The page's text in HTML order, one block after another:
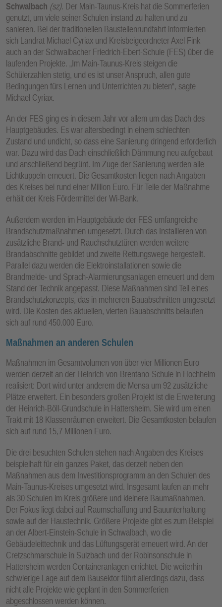
Schwalbach (sz). Der Main-Taunus-Kreis hat die Sommerferien
genutzt, um viele seiner Schulen instand zu halten und zu
sanieren. Bei der traditionellen Baustellenrundfahrt informierten
sich Landrat Michael Cyriax und Kreisbeigeordneter Axel Fink
auch an der Schwalbacher Friedrich-Ebert-Schule (FES) über die
laufenden Projekte. „Im Main-Taunus-Kreis steigen die
Schülerzahlen stetig, und es ist unser Anspruch, allen gute
Bedingungen fürs Lernen und Unterrichten zu bieten“, sagte
Michael Cyriax.
An der FES ging es in diesem Jahr vor allem um das Dach des
Hauptgebäudes. Es war altersbedingt in einem schlechten
Zustand und undicht, so dass eine Sanierung dringend erforderlich
war. Dazu wird das Dach einschließlich Dämmung neu aufgebaut
und anschließend begrünt. Im Zuge der Sanierung werden alle
Lichtkuppeln erneuert. Die Gesamtkosten liegen nach Angaben
des Kreises bei rund einer Million Euro. Für Teile der Maßnahme
erhält der Kreis Fördermittel der Wi-Bank.
Außerdem werden im Hauptgebäude der FES umfangreiche
Brandschutzmaßnahmen umgesetzt. Durch das Installieren von
zusätzliche Brand‐ und Rauchschutztüren werden weitere
Brandabschnitte gebildet und zweite Rettungswege hergestellt.
Parallel dazu werden die Elektroinstallationen sowie die
Brandmelde‐ und Sprach‐Alarmierungsanlagen erneuert und dem
Stand der Technik angepasst. Diese Maßnahmen sind Teil eines
Brandschutzkonzepts, das in mehreren Bauabschnitten umgesetzt
wird. Die Kosten des aktuellen, vierten Bauabschnitts belaufen
sich auf rund 450.000 Euro.
Maßnahmen an anderen Schulen
Maßnahmen im Gesamtvolumen von über vier Millionen Euro
werden derzeit an der Heinrich-von-Brentano-Schule in Hochheim
realisiert: Dort wird unter anderem die Mensa um 92 zusätzliche
Plätze erweitert. Ein besonders großen Projekt ist die Erweiterung
der Heinrich-Böll-Grundschule in Hattersheim. Sie wird um einen
Trakt mit 18 Klassenräumen erweitert. Die Gesamtkosten belaufen
sich auf rund 15,7 Millionen Euro.
Die drei besuchten Schulen stehen nach Angaben des Kreises
beispielhaft für ein ganzes Paket, das derzeit neben den
Maßnahmen aus dem Investitionsprogramm an den Schulen des
Main-Taunus-Kreises umgesetzt wird. Insgesamt laufen an mehr
als 30 Schulen im Kreis größere und kleinere Baumaßnahmen.
Der Fokus liegt dabei auf Raumschaffung und Bauunterhaltung
sowie auf der Haustechnik. Größere Projekte gibt es zum Beispiel
an der Albert-Einstein-Schule in Schwalbach, wo die
Gebäudeleittechnik und das Lüftungsgerät erneuert wird. An der
Cretzschmarschule in Sulzbach und der Robinsonschule in
Hattersheim werden Containeranlagen errichtet. Die weiterhin
schwierige Lage auf dem Bausektor führt allerdings dazu, dass
nicht alle Projekte wie geplant in den Sommerferien
abgeschlossen werden können.